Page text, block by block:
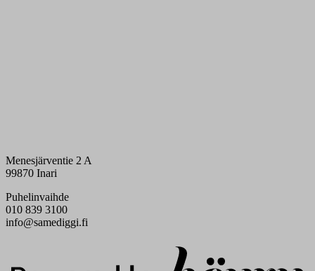
Menesjärventie 2 A
99870 Inari
Puhelinvaihde
010 839 3100
info@samediggi.fi